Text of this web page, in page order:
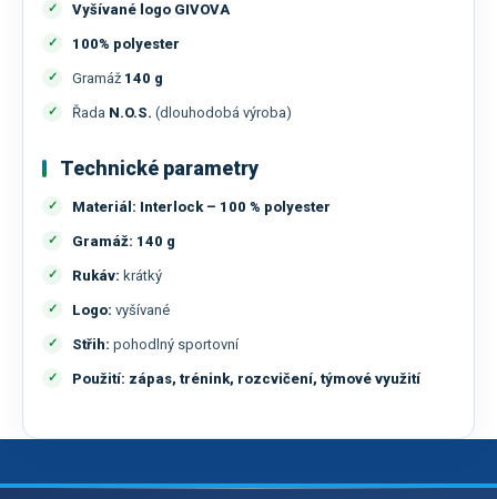
Vyšívané logo GIVOVA
100% polyester
Gramáž 140 g
Řada N.O.S. (dlouhodobá výroba)
Technické parametry
Materiál: Interlock – 100 % polyester
Gramáž: 140 g
Rukáv: krátký
Logo: vyšívané
Střih: pohodlný sportovní
Použití: zápas, trénink, rozcvičení, týmové využití